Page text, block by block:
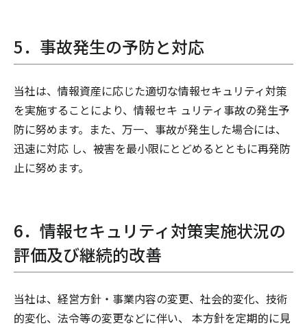
5．事故発生の予防と対応
当社は、情報資産に応じた適切な情報セキュリティ対策
を実施することにより、情報セキ ュリティ事故の発生予
防に努めます。また、万一、事故が発生した場合には、
迅速に対応 し、被害を最小限にとどめるとともに再発防
止に努めます。
6．情報セキュリティ対策実施状況の
評価及び継続的改善
当社は、経営方針・事業内容の変更、社会的変化、技術
的変化、法令等の変更などに伴い、 本方針を定期的に見